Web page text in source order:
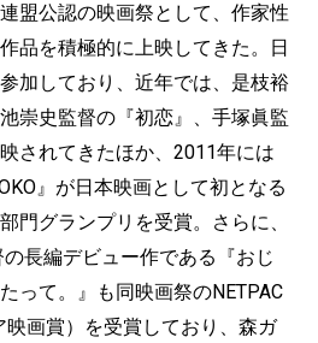
盟公認の映画祭として、作家性
品を積極的に上映してきた。日
加しており、近年では、是枝裕
崇史監督の『初恋』、手塚眞監
されてきたほか、2011年には
』が日本映画として初となる
門グランプリを受賞。さらに、
長編デビュー作である『おじ
って。』も同映画祭のNETPAC
映画賞）を受賞しており、森ガ